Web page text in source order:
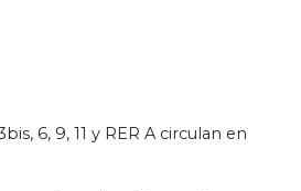
6, 9, 11 y RER A circulan en